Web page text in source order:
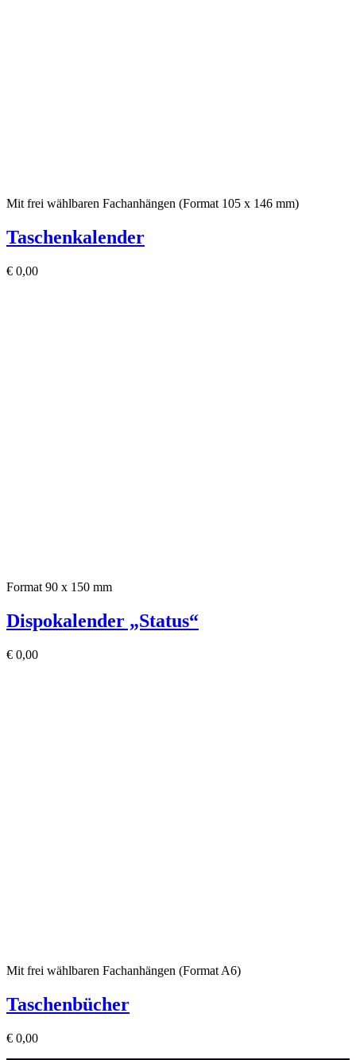
Mit frei wählbaren Fachanhängen (Format 105 x 146 mm)
Taschenkalender
€ 0,00
Format 90 x 150 mm
Dispokalender „Status“
€ 0,00
Mit frei wählbaren Fachanhängen (Format A6)
Taschenbücher
€ 0,00